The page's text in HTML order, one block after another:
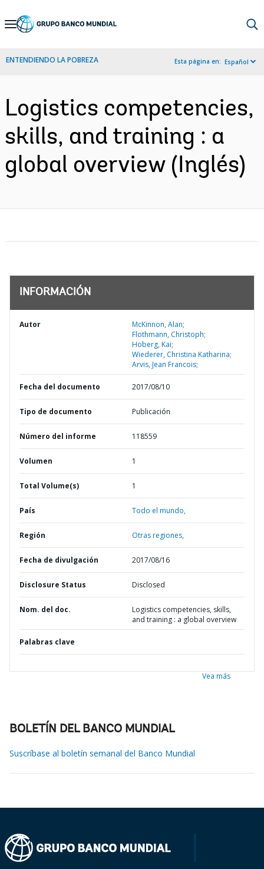
Skip
Navigation
ENTENDIENDO LA POBREZA Esta página en: Español
Logistics competencies,
skills, and training : a
global overview (Inglés)
INFORMACIÓN
Autor
McKinnon, Alan;
Flothmann, Christoph;
Hoberg, Kai;
Wiederer, Christina Katharina;
Arvis, Jean Francois;
Fecha del documento 2017/08/10
Tipo de documento Publicación
Número del informe 118559
Volumen 1
Total Volume(s) 1
País Todo el mundo,
Región Otras regiones,
Fecha de divulgación 2017/08/16
Disclosure Status Disclosed
Nom. del doc.
Logistics competencies, skills,
and training : a global overview
Palabras clave
Vea más
BOLETÍN DEL BANCO MUNDIAL
Suscríbase al boletín semanal del Banco Mundial